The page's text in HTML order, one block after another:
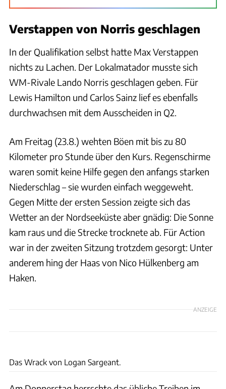
Verstappen von Norris geschlagen
In der Qualifikation selbst hatte Max Verstappen
nichts zu Lachen. Der Lokalmatador musste sich
WM-Rivale Lando Norris geschlagen geben. Für
Lewis Hamilton und Carlos Sainz lief es ebenfalls
durchwachsen mit dem Ausscheiden in Q2.
Am Freitag (23.8.) wehten Böen mit bis zu 80
Kilometer pro Stunde über den Kurs. Regenschirme
waren somit keine Hilfe gegen den anfangs starken
Niederschlag – sie wurden einfach weggeweht.
Gegen Mitte der ersten Session zeigte sich das
Wetter an der Nordseeküste aber gnädig: Die Sonne
kam raus und die Strecke trocknete ab. Für Action
war in der zweiten Sitzung trotzdem gesorgt: Unter
anderem hing der Haas von Nico Hülkenberg am
Haken.
ANZEIGE
Das Wrack von Logan Sargeant.